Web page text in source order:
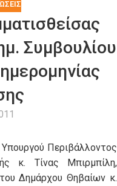
Συμβουλίου
Περιβάλλοντος
κ. Τίνας Μπιρμπίλη,
Δημάρχου Θηβαίων κ.